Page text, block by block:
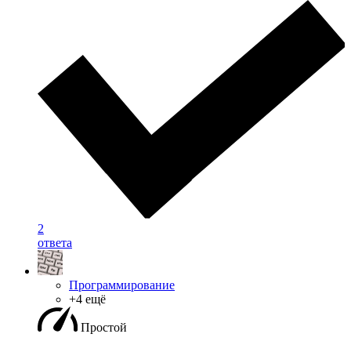
2
ответа
Программирование
+4 ещё
Простой